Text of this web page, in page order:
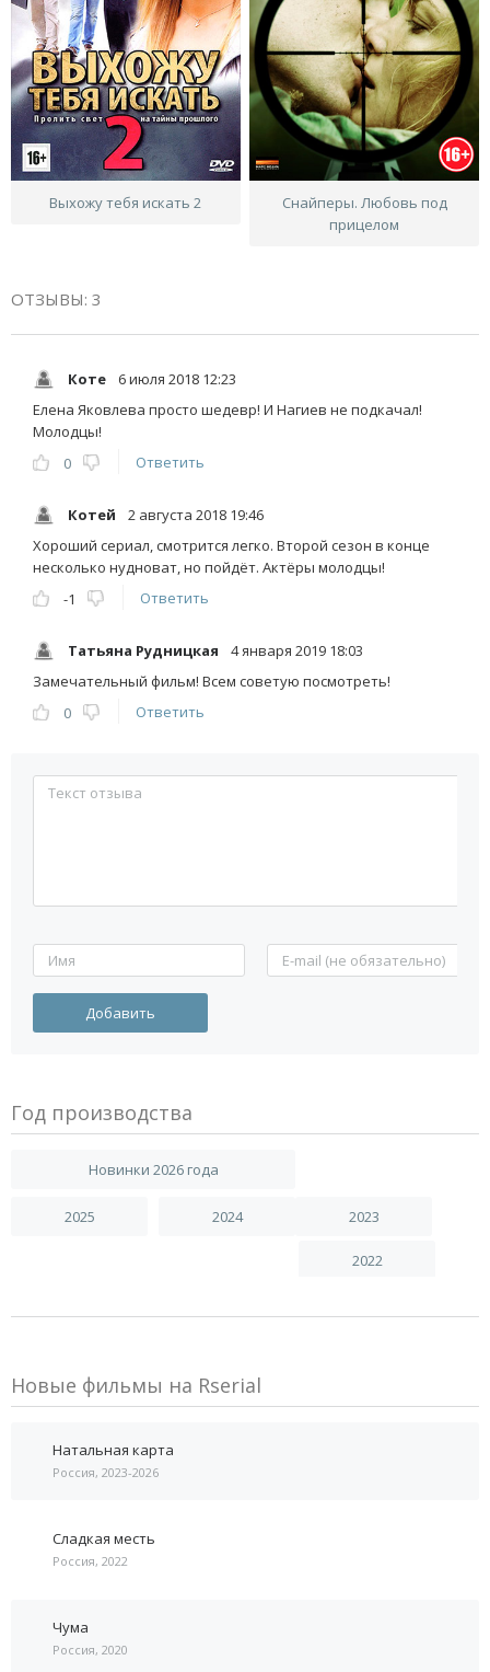
Выхожу тебя искать 2
Снайперы. Любовь под
прицелом
ОТЗЫВЫ: 3
Коте
6 июля 2018 12:23
Елена Яковлева просто шедевр! И Нагиев не подкачал!
Молодцы!
0
Ответить
Котей
2 августа 2018 19:46
Хороший сериал, смотрится легко. Второй сезон в конце
несколько нудноват, но пойдёт. Актёры молодцы!
-1
Ответить
Татьяна Рудницкая
4 января 2019 18:03
Замечательный фильм! Всем советую посмотреть!
0
Ответить
Год производства
Новинки 2026 года
2025 2024 2023
2022
Новые фильмы на Rserial
Натальная карта
Россия, 2023-2026
Сладкая месть
Россия, 2022
Чума
Россия, 2020